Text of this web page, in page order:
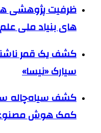
ظرفیت پژوهشی
های بنیاد ملی
کشف یک قمر
سیارک «نیسا»
کشف سیاه‌چاله
کمک هوش